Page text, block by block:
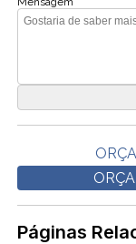
Páginas